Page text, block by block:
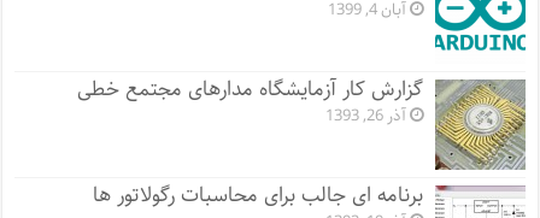
آبان 4, 1399
گزارش کار آزمایشگاه مدارهای مجتمع خطی
آذر 26, 1393
برنامه ای جالب برای محاسبات رگولاتور ها